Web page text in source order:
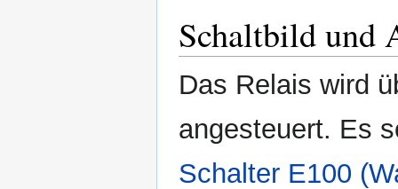
Schaltbild und
Das Relais wird
angesteuert. Es
Schalter E100